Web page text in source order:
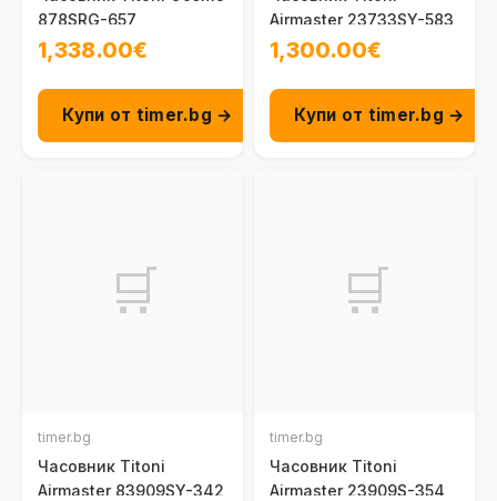
878SRG-657
1,338.00€
Купи от timer.bg →
Airmaster 23733SY-583
1,300.00€
Купи от timer.bg →
🛒
timer.bg
Часовник Titoni
Airmaster 83909SY-342
🛒
timer.bg
Часовник Titoni
Airmaster 23909S-354